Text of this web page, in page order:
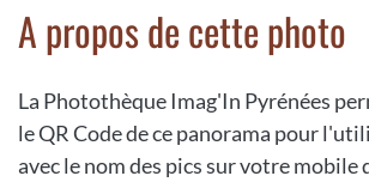
A propos de cette photo
La Photothèque Imag'In Pyrénées
le QR Code de ce panorama pour
avec le nom des pics sur votre mobile